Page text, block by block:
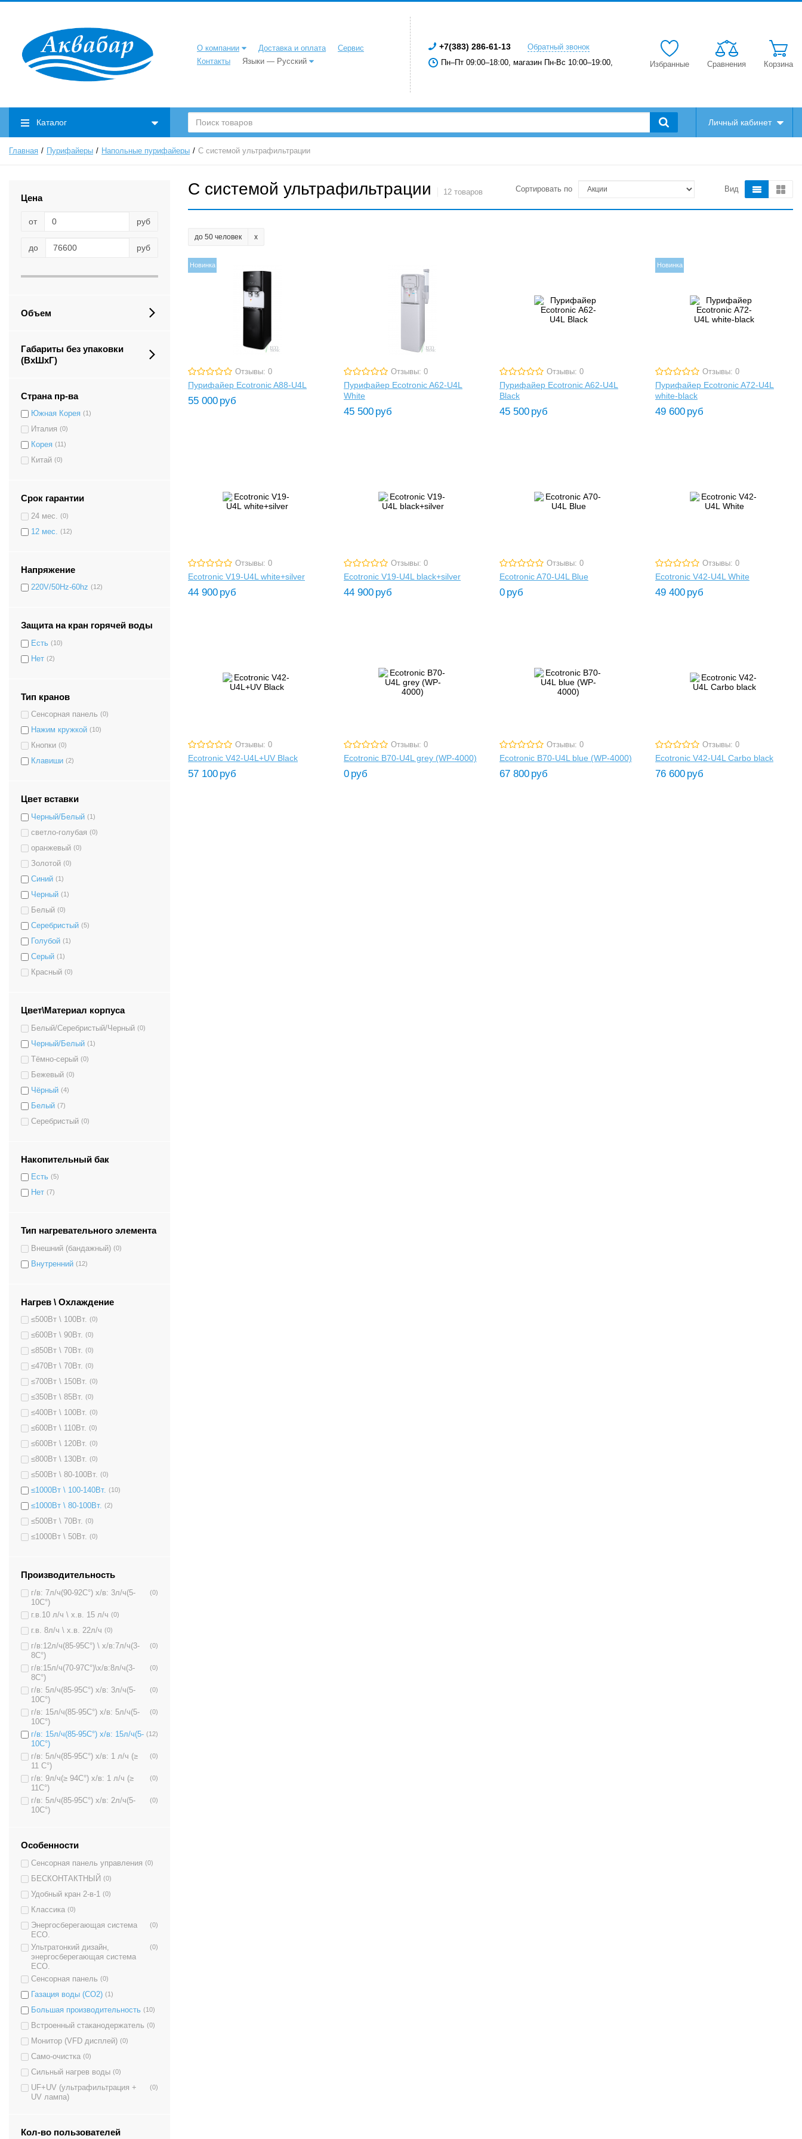
О компании Доставка и оплата
Сервис
Контакты
Языки — Русский
+7(383) 286-61-13
Обратный звонок
Пн–Пт 09:00–18:00, магазин Пн-Вс 10:00–19:00,
Избранные Сравнения Корзина
Каталог Личный кабинет
Главная Пурифайеры Напольные пурифайеры С системой ультрафильтрации
Цена
от руб
до руб
Объем
Габариты без упаковки
(ВxШxГ)
Страна пр-ва
Южная Корея (1)
Италия (0)
Корея (11)
Китай (0)
Срок гарантии
24 мес. (0)
12 мес. (12)
Напряжение
220V/50Hz-60hz (12)
Защита на кран горячей воды
Есть (10)
Нет (2)
Тип кранов
Сенсорная панель (0)
Нажим кружкой (10)
Кнопки (0)
Клавиши (2)
Цвет вставки
Черный/Белый (1)
светло-голубая (0)
оранжевый (0)
Золотой (0)
Синий (1)
Черный (1)
Белый (0)
Серебристый (5)
Голубой (1)
Серый (1)
Красный (0)
Цвет\Материал корпуса
Белый/Серебристый/Черный (0)
Черный/Белый (1)
Тёмно-серый (0)
Бежевый (0)
Чёрный (4)
Белый (7)
Серебристый (0)
Накопительный бак
Есть (5)
Нет (7)
Тип нагревательного элемента
Внешний (бандажный) (0)
Внутренний (12)
Нагрев \ Охлаждение
≤500Вт \ 100Вт. (0)
≤600Вт \ 90Вт. (0)
≤850Вт \ 70Вт. (0)
≤470Вт \ 70Вт. (0)
≤700Вт \ 150Вт. (0)
≤350Вт \ 85Вт. (0)
≤400Вт \ 100Вт. (0)
≤600Вт \ 110Вт. (0)
≤600Вт \ 120Вт. (0)
≤800Вт \ 130Вт. (0)
≤500Вт \ 80-100Вт. (0)
≤1000Вт \ 100-140Вт. (10)
≤1000Вт \ 80-100Вт. (2)
≤500Вт \ 70Вт. (0)
≤1000Вт \ 50Вт. (0)
Производительность
г/в: 7л/ч(90-92C°) х/в: 3л/ч(5-
10C°)
(0)
г.в.10 л/ч \ х.в. 15 л/ч (0)
г.в. 8л/ч \ х.в. 22л/ч (0)
г/в:12л/ч(85-95C°) \ х/в:7л/ч(3-
8C°)
(0)
г/в:15л/ч(70-97C°)\х/в:8л/ч(3-
8C°)
(0)
г/в: 5л/ч(85-95C°) х/в: 3л/ч(5-
10C°)
(0)
г/в: 15л/ч(85-95C°) х/в: 5л/ч(5-
10C°)
(0)
г/в: 15л/ч(85-95C°) х/в: 15л/ч(5-
10C°)
(12)
г/в: 5л/ч(85-95C°) х/в: 1 л/ч (≥
11 C°)
(0)
г/в: 9л/ч(≥ 94C°) х/в: 1 л/ч (≥
11C°)
(0)
г/в: 5л/ч(85-95C°) х/в: 2л/ч(5-
10C°)
(0)
Особенности
Сенсорная панель управления (0)
БЕСКОНТАКТНЫЙ (0)
Удобный кран 2-в-1 (0)
Классика (0)
Энергосберегающая система
ECO.
(0)
Ультратонкий дизайн,
энергосберегающая система
ECO.
(0)
Сенсорная панель (0)
Газация воды (CO2) (1)
Большая производительность (10)
Встроенный стаканодержатель (0)
Монитор (VFD дисплей) (0)
Само-очистка (0)
Сильный нагрев воды (0)
UF+UV (ультрафильтрация +
UV лампа)
(0)
Кол-во пользователей
С системой ультрафильтрации 12 товаров Сортировать по Вид
до 50 человек
Новинка
Отзывы: 0
Пурифайер Ecotronic A88-U4L
55 000 руб
Отзывы: 0
Пурифайер Ecotronic A62-U4L
White
45 500 руб
Отзывы: 0
Пурифайер Ecotronic A62-U4L
Black
45 500 руб
Новинка
Отзывы: 0
Пурифайер Ecotronic A72-U4L
white-black
49 600 руб
Отзывы: 0
Ecotronic V19-U4L white+silver
44 900 руб
Отзывы: 0
Ecotronic V19-U4L black+silver
44 900 руб
Отзывы: 0
Ecotronic A70-U4L Blue
0 руб
Отзывы: 0
Ecotronic V42-U4L White
49 400 руб
Отзывы: 0
Ecotronic V42-U4L+UV Black
57 100 руб
Отзывы: 0
Ecotronic B70-U4L grey (WP-4000)
0 руб
Отзывы: 0
Ecotronic B70-U4L blue (WP-4000)
67 800 руб
Отзывы: 0
Ecotronic V42-U4L Carbo black
76 600 руб